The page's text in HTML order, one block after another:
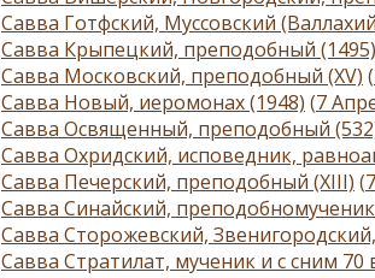
Савва Готфский, Муссовский
Савва Крыпецкий, преподобный (1495)
Савва Московский, преподобный (ХV) (
Савва Новый, иеромонах (1948) (7
Савва Освященный, преподобный
Савва Охридский, исповедник,
Савва Печерский, преподобный (XIII) (
Савва Синайский, преподобномученик
Савва Сторожевский,
Савва Стратилат, мученик и с сним 70